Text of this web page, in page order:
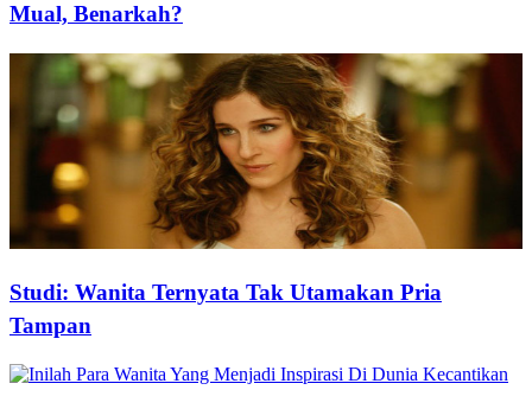
Mual, Benarkah?
Studi: Wanita Ternyata Tak Utamakan Pria
Tampan